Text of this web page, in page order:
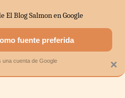
MERCADOS
×
El Blog Salmon en Google
fuente preferida
una cuenta de Google